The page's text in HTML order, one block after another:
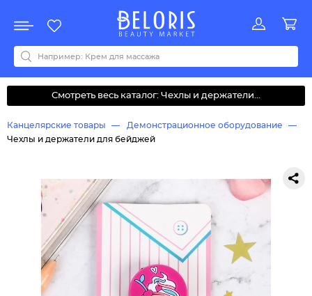
Акции
Все бренды
0-9ABCDEFGHIJKLMNOPQRSTUVWYZАБВДЗИМОКЛНПРСТУФ
Смотреть весь каталог: Чехлы и держатели...
Канцелярские товары
Демонстрационное оборудование
Чехлы и держатели для бейджей